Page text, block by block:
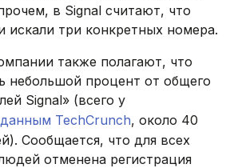
в Signal считают, что
искали три конкретных номера.
также полагают, что
небольшой процент от общего
Signal» (всего у
TechCrunch, около 40
Сообщается, что для всех
отменена регистрация